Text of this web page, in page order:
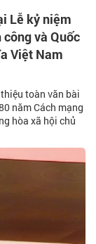
Lễ kỷ niệm
và Quốc
Việt Nam
toàn văn bài
năm Cách mạng
hòa xã hội chủ